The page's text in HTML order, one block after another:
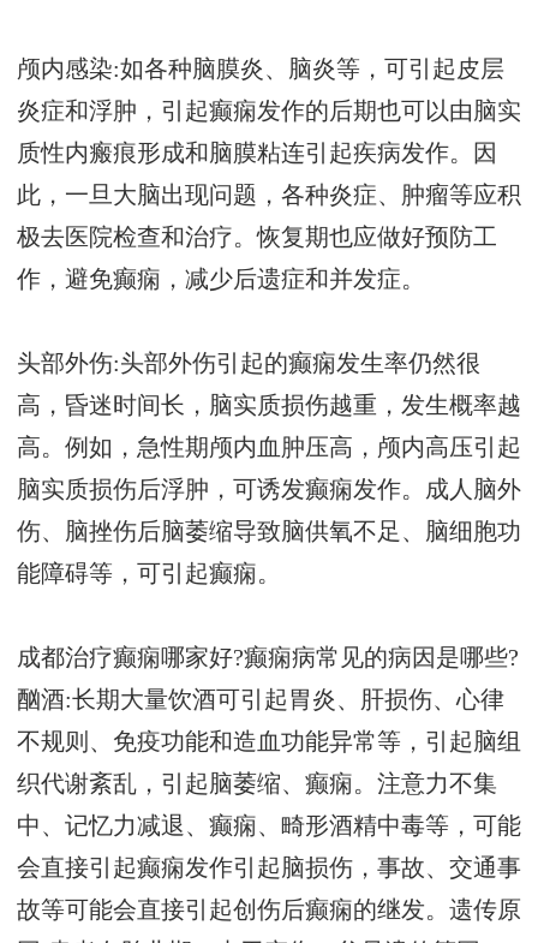
颅内感染:如各种脑膜炎、脑炎等，可引起皮层
炎症和浮肿，引起癫痫发作的后期也可以由脑实
质性内瘢痕形成和脑膜粘连引起疾病发作。因
此，一旦大脑出现问题，各种炎症、肿瘤等应积
极去医院检查和治疗。恢复期也应做好预防工
作，避免癫痫，减少后遗症和并发症。
头部外伤:头部外伤引起的癫痫发生率仍然很
高，昏迷时间长，脑实质损伤越重，发生概率越
高。例如，急性期颅内血肿压高，颅内高压引起
脑实质损伤后浮肿，可诱发癫痫发作。成人脑外
伤、脑挫伤后脑萎缩导致脑供氧不足、脑细胞功
能障碍等，可引起癫痫。
成都治疗癫痫哪家好?癫痫病常见的病因是哪些?
酗酒:长期大量饮酒可引起胃炎、肝损伤、心律
不规则、免疫功能和造血功能异常等，引起脑组
织代谢紊乱，引起脑萎缩、癫痫。注意力不集
中、记忆力减退、癫痫、畸形酒精中毒等，可能
会直接引起癫痫发作引起脑损伤，事故、交通事
故等可能会直接引起创伤后癫痫的继发。遗传原